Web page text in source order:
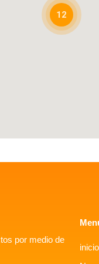
12
por medio de
inicio